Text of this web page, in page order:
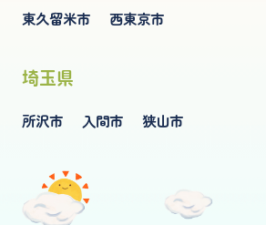
東久留米市
西東京市
埼玉県
所沢市 入間市 狭山市